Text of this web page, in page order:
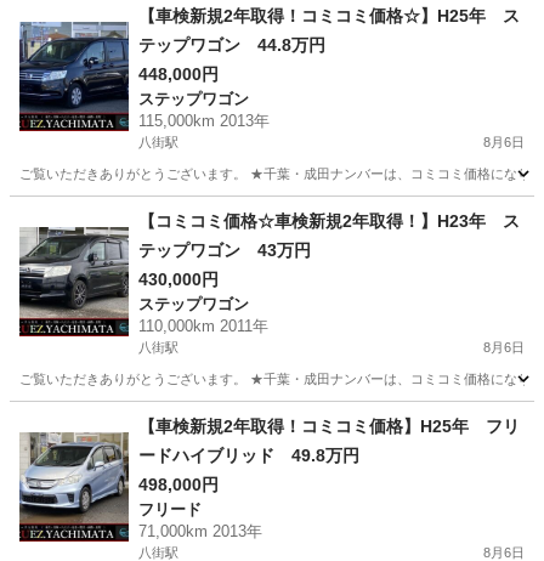
【車検新規2年取得！コミコミ価格☆】H25年 ス
テップワゴン 44.8万円
448,000円
ステップワゴン
115,000km 2013年
八街駅 8月6日
ご覧いただきありがとうございます。 ★千葉・成田ナンバーは、コミコミ価格にな
ステップワゴン 走行距離
【コミコミ価格☆車検新規2年取得！】H23年 ス
テップワゴン 43万円
430,000円
ステップワゴン
110,000km 2011年
八街駅 8月6日
ご覧いただきありがとうございます。 ★千葉・成田ナンバーは、コミコミ価格にな
八街駅 ステップワゴン 走行距離
【車検新規2年取得！コミコミ価格】H25年 フリ
ードハイブリッド 49.8万円
498,000円
フリード
71,000km 2013年
八街駅 8月6日